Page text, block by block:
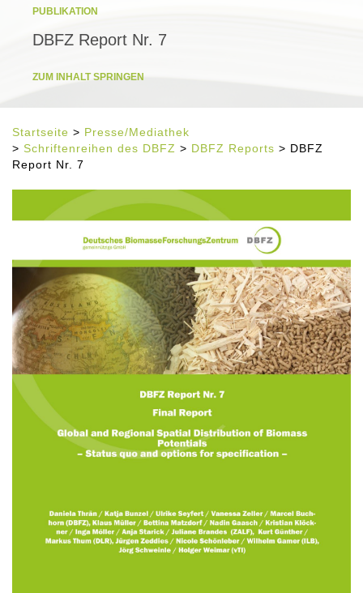
PUBLIKATION
DBFZ Report Nr. 7
ZUM INHALT SPRINGEN
Startseite > Presse/Mediathek
> Schriftenreihen des DBFZ > DBFZ Reports > DBFZ
Report Nr. 7